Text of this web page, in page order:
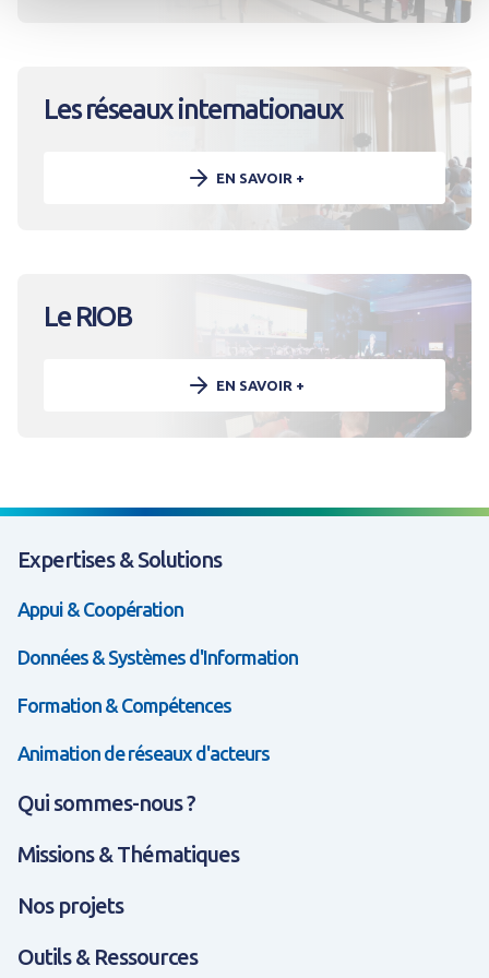
Les réseaux internationaux
EN SAVOIR +
Le RIOB
EN SAVOIR +
Expertises & Solutions
Appui & Coopération
Données & Systèmes d'Information
Formation & Compétences
Animation de réseaux d'acteurs
Qui sommes-nous ?
Missions & Thématiques
Nos projets
Outils & Ressources